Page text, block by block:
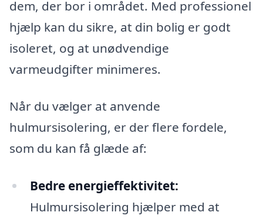
dem, der bor i området. Med professionel
hjælp kan du sikre, at din bolig er godt
isoleret, og at unødvendige
varmeudgifter minimeres.
Når du vælger at anvende
hulmursisolering, er der flere fordele,
som du kan få glæde af:
Bedre energieffektivitet:
Hulmursisolering hjælper med at